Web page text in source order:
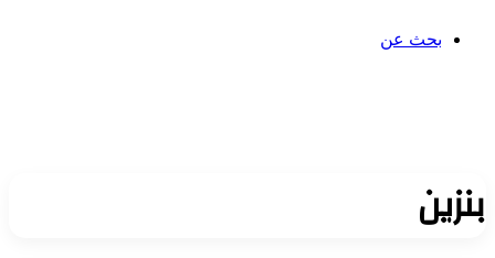
بحث عن
بنزين